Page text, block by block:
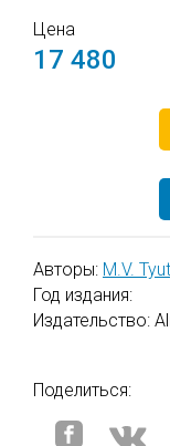
Цена
17 480
Авторы: M.V.
Год издания:
Издательство:
Поделиться: